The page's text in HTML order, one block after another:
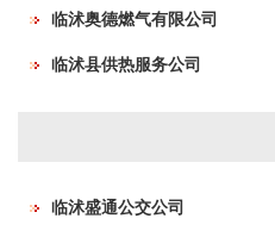
临沭奥德燃气有限公司
临沭县供热服务公司
临沭盛通公交公司